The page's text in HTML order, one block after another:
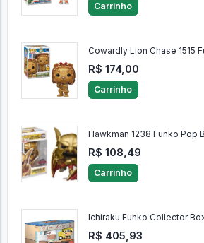
Carrinho
Cowardly Lion Chase 1515
R$ 174,00
Carrinho
Hawkman 1238 Funko Pop
R$ 108,49
Carrinho
Ichiraku Funko Collector
R$ 405,93